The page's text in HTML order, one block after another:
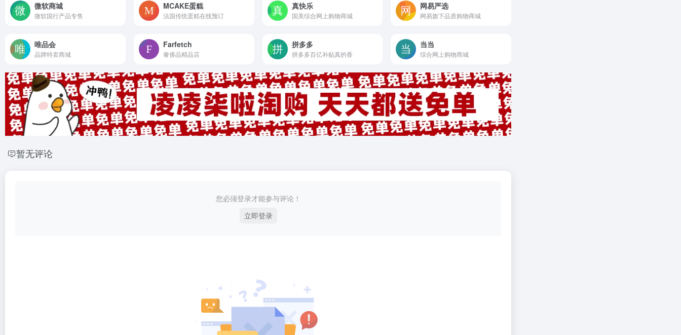
微软商城
微软国行产品专售
MCAKE蛋糕
法国传统蛋糕在线预订
真快乐
国美综合网上购物商城
网易严选
网易旗下品质购物商城
唯品会
品牌特卖商城
Farfetch
奢侈品精品店
拼多多
拼多多百亿补贴真的香
当当
综合网上购物商城
暂无评论
您必须登录才能参与评论！
立即登录